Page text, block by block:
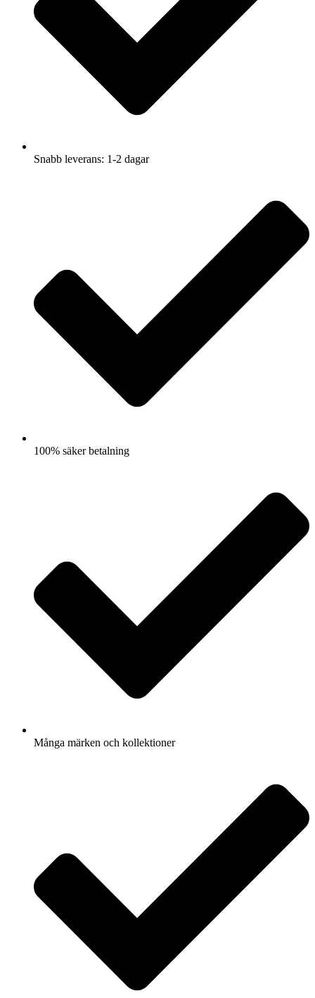
Snabb leverans: 1-2 dagar
100% säker betalning
Många märken och kollektioner